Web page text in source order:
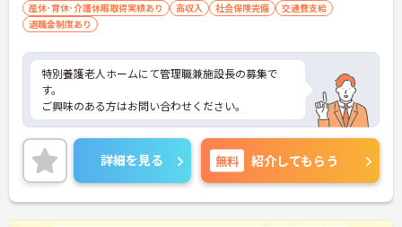
産休･育休･介護休暇取得実績あり
高収入 社会保険完備
交通費支給
退職金制度あり
特別養護老人ホームにて管理職兼施設長の募集で
す。
ご興味のある方はお問い合わせください。
詳細を見る 無料 紹介してもらう